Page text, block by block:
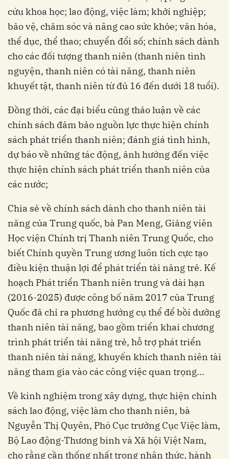
cứu khoa học; lao động, việc làm; khởi nghiệp;
bảo vệ, chăm sóc và nâng cao sức khỏe; văn hóa,
thể dục, thể thao; chuyển đổi số; chính sách dành
cho các đối tượng thanh niên (thanh niên tình
nguyện, thanh niên có tài năng, thanh niên
khuyết tật, thanh niên từ đủ 16 đến dưới 18 tuổi).
Đồng thời, các đại biểu cũng thảo luận về các
chính sách đảm bảo nguồn lực thực hiện chính
sách phát triển thanh niên; đánh giá tình hình,
dự báo về những tác động, ảnh hướng đến việc
thực hiện chính sách phát triển thanh niên của
các nước;
Chia sẻ về chính sách dành cho thanh niên tài
năng của Trung quốc, bà Pan Meng, Giảng viên
Học viện Chính trị Thanh niên Trung Quốc, cho
biết Chính quyền Trung ương luôn tích cực tạo
điều kiện thuận lợi để phát triển tài năng trẻ. Kế
hoạch Phát triển Thanh niên trung và dài hạn
(2016-2025) được công bố năm 2017 của Trung
Quốc đã chỉ ra phương hướng cụ thể để bồi dưỡng
thanh niên tài năng, bao gồm triển khai chương
trình phát triển tài năng trẻ, hỗ trợ phát triển
thanh niên tài năng, khuyến khích thanh niên tài
năng tham gia vào các công việc quan trọng...
Về kinh nghiệm trong xây dựng, thực hiện chính
sách lao động, việc làm cho thanh niên, bà
Nguyễn Thị Quyên, Phó Cục trưởng Cục Việc làm,
Bộ Lao động-Thương binh và Xã hội Việt Nam,
cho rằng cần thống nhất trong nhận thức, hành